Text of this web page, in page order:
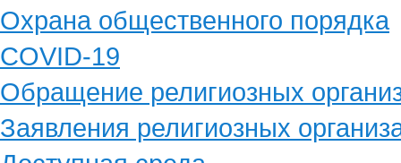
Охрана общественного порядка
COVID-19
Обращение религиозных
Заявления религиозных